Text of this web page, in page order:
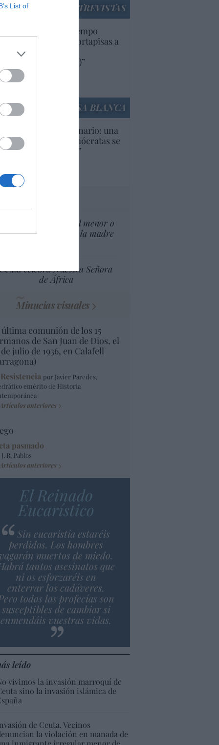
List of
ENTREVISTAS
lleva mucho tiempo
aranceles y cortapisas a
y compañías
(y europeas)”
Sánchez Arjona
LA CASA BLANCA
Inquietante escenario: una
parte de los demócratas se
como “socialista”
anteriores
Superior interés el menor o
superior interés de la madre
Ceuta celebra Nuestra Señora
de África
Minucias visuales
comunión de los 15
de San Juan de Dios, el
julio de 1936, en Calafell
por Javier Paredes,
emérito de Historia
Artículos anteriores
pasmado
R. Pablos
Artículos anteriores
El Reinado
Eucarístico
Sin eucaristía estaréis
perdidos. Los hombres
muertos de miedo.
tantos asesinatos que
ni os esforzaréis en
enterrar los cadáveres.
todas las profecías son
susceptibles de cambiar si
enmendáis vuestras vidas.
leído
vivimos la invasión marroquí de
sino la invasión islámica de
de Ceuta. Vecinos
la violación en manada de